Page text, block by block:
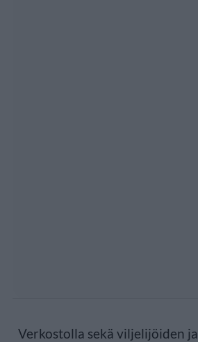
Verkostolla sekä viljelijöiden ja